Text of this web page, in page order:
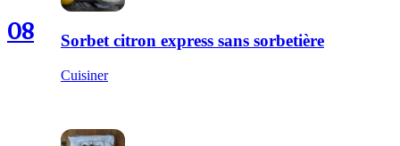
08 Sorbet citron express sans sorbetière
Cuisiner